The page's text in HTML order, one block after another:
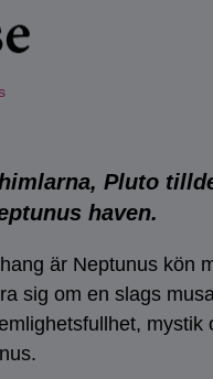
Pluto
haven.
är Neptunus kön
sig om en slags
mystik